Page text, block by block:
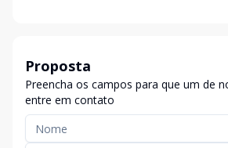
Proposta
Preencha os campos para que um de
entre em contato